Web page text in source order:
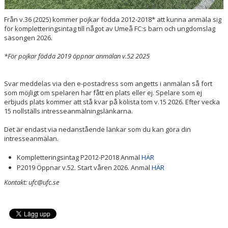
Från v.36 (2025) kommer pojkar födda 2012-2018* att kunna anmäla sig
för kompletteringsintag till något av Umeå FC:s barn och ungdomslag
säsongen 2026.
*För pojkar födda 2019 öppnar anmälan v.52 2025
Svar meddelas via den e-postadress som angetts i anmälan så fort
som möjligt om spelaren har fått en plats eller ej. Spelare som ej
erbjuds plats kommer att stå kvar på kölista tom v.15 2026. Efter vecka
15 nollställs intresseanmälningslänkarna.
Det är endast via nedanstående länkar som du kan göra din
intresseanmälan.
Kompletteringsintag P2012-P2018 Anmäl HÄR
P2019 Öppnar v.52. Start våren 2026. Anmäl HÄR
Kontakt: ufc@ufc.se